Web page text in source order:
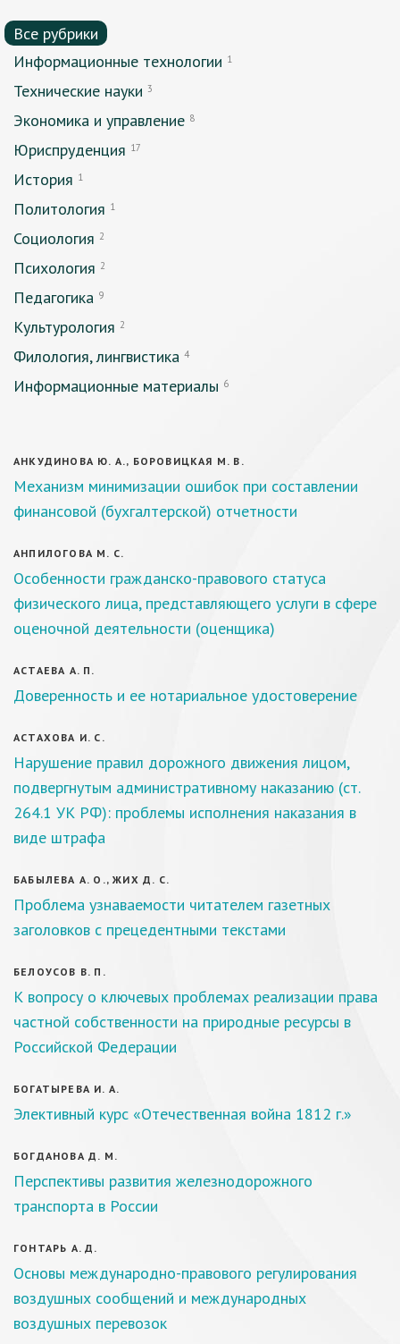
Все рубрики
Информационные технологии 1
Технические науки 3
Экономика и управление 8
Юриспруденция 17
История 1
Политология 1
Социология 2
Психология 2
Педагогика 9
Культурология 2
Филология, лингвистика 4
Информационные материалы 6
АНКУДИНОВА Ю. А., БОРОВИЦКАЯ М. В.
Механизм минимизации ошибок при составлении
финансовой (бухгалтерской) отчетности
АНПИЛОГОВА М. С.
Особенности гражданско-правового статуса
физического лица, представляющего услуги в сфере
оценочной деятельности (оценщика)
АСТАЕВА А. П.
Доверенность и ее нотариальное удостоверение
АСТАХОВА И. С.
Нарушение правил дорожного движения лицом,
подвергнутым административному наказанию (ст.
264.1 УК РФ): проблемы исполнения наказания в
виде штрафа
БАБЫЛЕВА А. О., ЖИХ Д. С.
Проблема узнаваемости читателем газетных
заголовков с прецедентными текстами
БЕЛОУСОВ В. П.
К вопросу о ключевых проблемах реализации права
частной собственности на природные ресурсы в
Российской Федерации
БОГАТЫРЕВА И. А.
Элективный курс «Отечественная война 1812 г.»
БОГДАНОВА Д. М.
Перспективы развития железнодорожного
транспорта в России
ГОНТАРЬ А. Д.
Основы международно-правового регулирования
воздушных сообщений и международных
воздушных перевозок